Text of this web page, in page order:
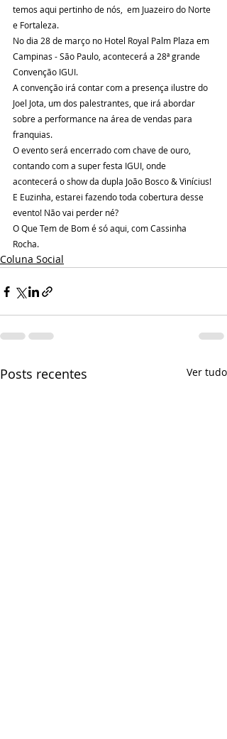
temos aqui pertinho de nós,  em Juazeiro do Norte
e Fortaleza.
No dia 28 de março no Hotel Royal Palm Plaza em
Campinas - São Paulo, acontecerá a 28ª grande
Convenção IGUI.
A convenção irá contar com a presença ilustre do
Joel Jota, um dos palestrantes, que irá abordar
sobre a performance na área de vendas para
franquias.
O evento será encerrado com chave de ouro,
contando com a super festa IGUI, onde
acontecerá o show da dupla João Bosco & Vinícius!
E Euzinha, estarei fazendo toda cobertura desse
evento! Não vai perder né?
O Que Tem de Bom é só aqui, com Cassinha
Rocha.
Coluna Social
Posts recentes Ver tudo